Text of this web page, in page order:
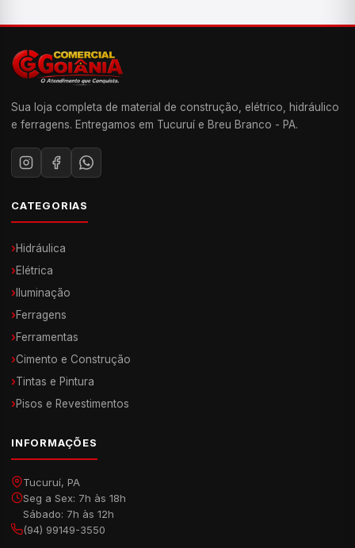
Sua loja completa de material de construção, elétrico, hidráulico
e ferragens. Entregamos em Tucuruí e Breu Branco - PA.
CATEGORIAS
›Hidráulica
›Elétrica
› Iluminação
›Ferragens
›Ferramentas
›Cimento e Construção
›Tintas e Pintura
›Pisos e Revestimentos
INFORMAÇÕES
Tucuruí, PA
Seg a Sex: 7h às 18h
Sábado: 7h às 12h
(94) 99149-3550